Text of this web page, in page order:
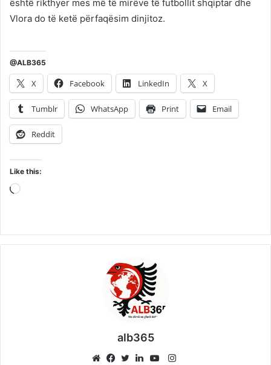
është rikthyer mes më të mirëve të futbollit shqiptar dhe
Vlora do të ketë përfaqësim dinjitoz.
@ALB365
X Facebook LinkedIn X
Tumblr WhatsApp Print Email
Reddit
Like this:
Loading…
alb365
Instagram